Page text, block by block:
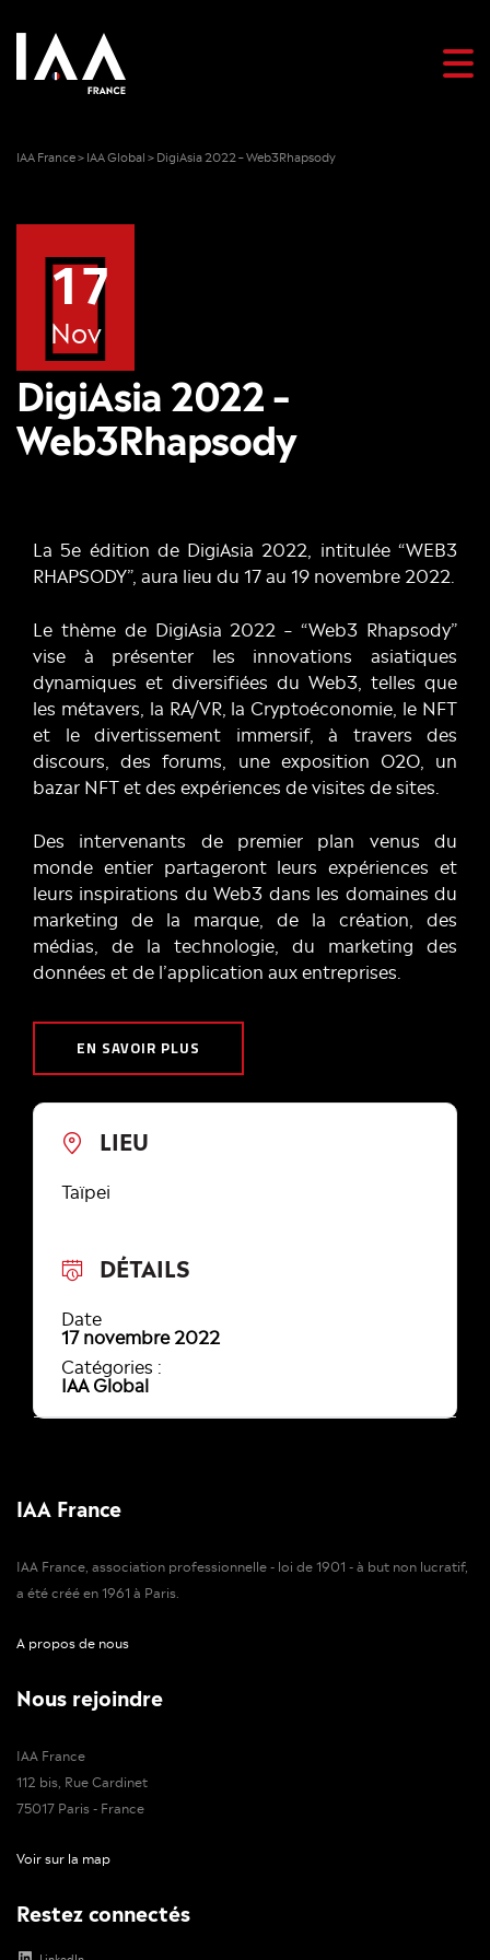
IAA France>IAA Global>DigiAsia 2022 – Web3Rhapsody
17
Nov
DigiAsia 2022 –
Web3Rhapsody
La 5e édition de DigiAsia 2022, intitulée “WEB3
RHAPSODY”, aura lieu du 17 au 19 novembre 2022.
Le thème de DigiAsia 2022 – “Web3 Rhapsody”
vise à présenter les innovations asiatiques
dynamiques et diversifiées du Web3, telles que
les métavers, la RA/VR, la Cryptoéconomie, le NFT
et le divertissement immersif, à travers des
discours, des forums, une exposition O2O, un
bazar NFT et des expériences de visites de sites.
Des intervenants de premier plan venus du
monde entier partageront leurs expériences et
leurs inspirations du Web3 dans les domaines du
marketing de la marque, de la création, des
médias, de la technologie, du marketing des
données et de l’application aux entreprises.
EN SAVOIR PLUS
LIEU
Taïpei
DÉTAILS
Date
17 novembre 2022
Catégories :
IAA Global
IAA France
IAA France, association professionnelle - loi de 1901 - à but non lucratif,
a été créé en 1961 à Paris.
A propos de nous
Nous rejoindre
IAA France
112 bis, Rue Cardinet
75017 Paris - France
Voir sur la map
Restez connectés